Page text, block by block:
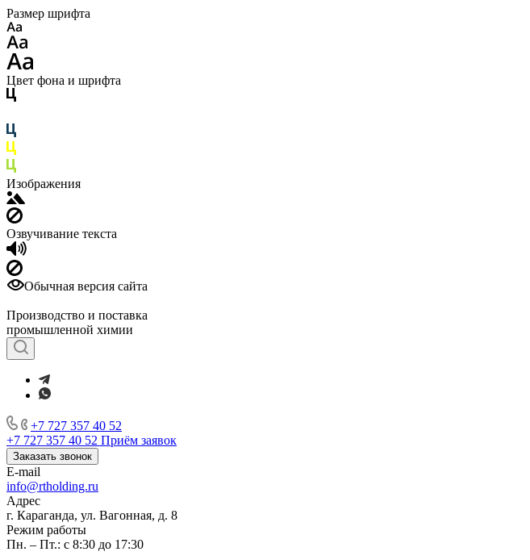
Размер шрифта
Цвет фона и шрифта
Изображения
Озвучивание текста
Обычная версия сайта
Производство и поставка
промышленной химии
+7 727 357 40 52
+7 727 357 40 52 Приём заявок
Заказать звонок
E-mail
info@rtholding.ru
Адрес
г. Караганда, ул. Вагонная, д. 8
Режим работы
Пн. – Пт.: с 8:30 до 17:30